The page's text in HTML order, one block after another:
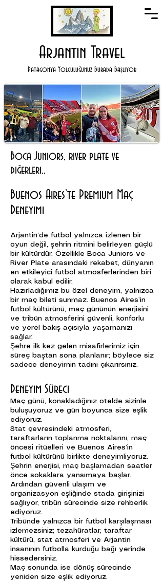
Arjantin Travel
Patagonya Yolculuğunuz Burada Başlıyor
Boca Juniors, river plate ve
diğerleri..
Buenos Aires’te Premium Maç
Deneyimi
Arjantin’de futbol yalnızca izlenen bir
oyun değil, şehrin ritmini belirleyen güçlü
bir kültürdür. Özellikle Boca Juniors ve
River Plate arasındaki rekabet, dünyanın
en etkileyici futbol atmosferlerinden biri
olarak kabul edilir.
Hazırladığımız bu özel deneyim, yalnızca
bir maç bileti sunmaz. Buenos Aires’in
futbol kültürünü, maç gününün enerjisini
ve tribün atmosferini güvenli, konforlu
ve yerel bakış açısıyla yaşamanızı
sağlar.
Şehre ilk kez gelen misafirlerimiz için
süreç baştan sona planlanır; böylece siz
sadece deneyimin tadını çıkarırsınız.
Deneyim Süreci
Maç günü, konakladığınız otelde sizinle
buluşuyoruz ve gün boyunca size eşlik
ediyoruz.
Stat çevresindeki atmosferi,
taraftarların toplanma noktalarını, maç
öncesi ritüelleri ve Buenos Aires’in
futbol kültürünü birlikte deneyimliyoruz.
Şehrin enerjisi, maç başlamadan saatler
önce sokaklara yansımaya başlar.
Ardından güvenli ulaşım ve
organizasyon eşliğinde stada girişinizi
sağlıyor, tribün sürecinde size rehberlik
ediyoruz.
Tribünde yalnızca bir futbol karşılaşması
izlemezsiniz; tezahüratlar, taraftar
kültürü, stat atmosferi ve Arjantin
insanının futbolla kurduğu bağı yerinde
hissedersiniz.
Maç sonunda ise dönüş sürecinde
yeniden size eşlik ediyoruz.